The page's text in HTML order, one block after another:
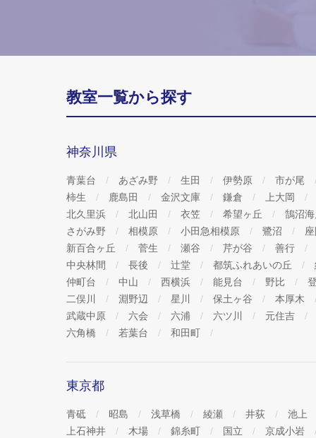
教室一覧から探す
神奈川県
青葉台 あざみ野 生田 伊勢原
市が尾
柿生
鹿島田 金沢文庫 鎌倉
上大岡
北久里浜
北山田 衣笠 希望ヶ丘
鵠沼
さがみ野
相模原 小田急相模原 鷺沼
新百合ヶ丘
菅生 瀬谷 芹が谷
善行
中央林間
長後 辻堂 都筑ふれあいの丘
仲町台
中山 西横浜 能見台 野比
二俣川
淵野辺 星川 保土ヶ谷
本厚木
武蔵中原
六会 六浦 六ツ川
元住吉
六角橋
若葉台 和田町
東京都
青砥 昭島 浅草橋 綾瀬 井荻
池上
上石神井
木場 錦糸町 国立
京成小岩